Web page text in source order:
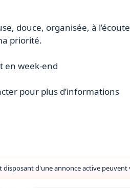
douce, organisée, à
priorité.
en week-end
pour plus d’informations
disposant d'une annonce active